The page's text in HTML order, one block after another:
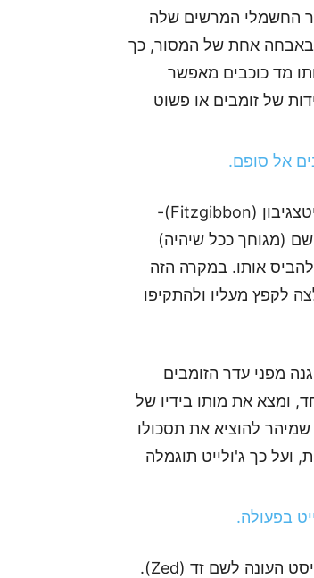
החשמלי המרשים שלה
באבחה אחת של המסור, כך
מד כוכבים מאפשר
של זומבים או פשוט
דוגמא אחת ל"סופר-זומבי" כזה הגיעה במהרה בדמותו של אדון פיטצגיבון (Fitzgibbon)-
שם (מגוחך ככל שיהיה)
אותו. במקרה הזה
לקפץ מעליו ולהתקיפו
מפני עדר הזומבים
ומצא את מותו בידיו של
להוציא את תסכולו
ועל כך ג'ולייט תוגמלה
לבסוף זכינו לצפות בסקוט מנהל קרב בוס מטורף נגד זומבי פאנקיסט העונה לשם זד (Zed).